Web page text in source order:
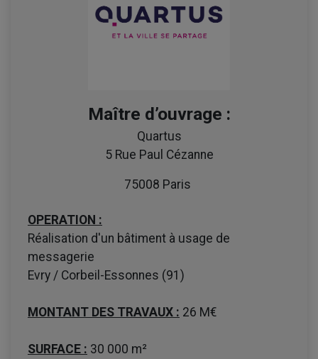
Maître d’ouvrage :
Quartus
5 Rue Paul Cézanne
75008 Paris
OPERATION :
Réalisation d'un bâtiment à usage de
messagerie
Evry / Corbeil-Essonnes (91)
MONTANT DES TRAVAUX : 26 M€
SURFACE : 30 000 m²